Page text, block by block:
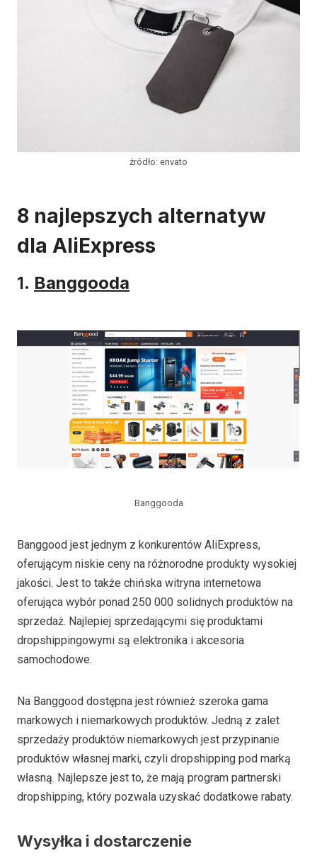
źródło: envato
8 najlepszych alternatyw
dla AliExpress
1. Banggooda
Banggooda
Banggood jest jednym z konkurentów AliExpress,
oferującym niskie ceny na różnorodne produkty wysokiej
jakości. Jest to także chińska witryna internetowa
oferująca wybór ponad 250 000 solidnych produktów na
sprzedaż. Najlepiej sprzedającymi się produktami
dropshippingowymi są elektronika i akcesoria
samochodowe.
Na Banggood dostępna jest również szeroka gama
markowych i niemarkowych produktów. Jedną z zalet
sprzedaży produktów niemarkowych jest przypinanie
produktów własnej marki, czyli dropshipping pod marką
własną. Najlepsze jest to, że mają program partnerski
dropshipping, który pozwala uzyskać dodatkowe rabaty.
Wysyłka i dostarczenie